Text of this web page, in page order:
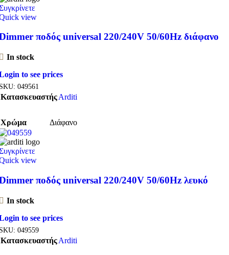
view
ποδός universal 220/240V 50/60Hz διάφανο
In stock
to see prices
049561
ΚατασκευαστήςArditi
Χρώμα Διάφανο
view
ποδός universal 220/240V 50/60Hz λευκό
In stock
to see prices
049559
ΚατασκευαστήςArditi